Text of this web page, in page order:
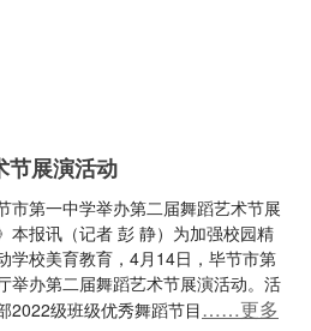
节展演活动
市第一中学举办第二届舞蹈艺术节展
本报讯（记者 彭 静）为加强校园精
学校美育教育，4月14日，毕节市第
举办第二届舞蹈艺术节展演活动。活
2022级班级优秀舞蹈节目……更多